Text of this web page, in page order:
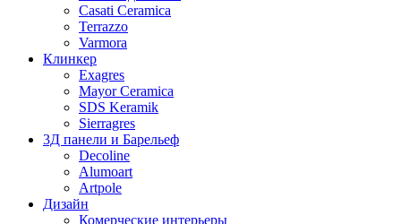
Casati Ceramica
Terrazzo
Varmora
Клинкер
Exagres
Mayor Ceramica
SDS Keramik
Sierragres
3Д панели и Барельеф
Decoline
Alumoart
Artpole
Дизайн
Комерческие интерьеры